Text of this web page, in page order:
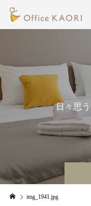
日々思 う こ
img_1941.jpg